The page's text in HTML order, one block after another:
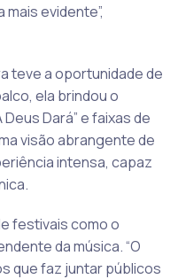
evidente”,
teve a oportunidade de
ela brindou o
Dará” e faixas de
visão abrangente de
intensa, capaz
festivais como o
da música. “O
que faz juntar públicos